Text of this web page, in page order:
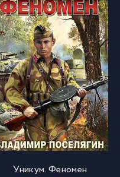
Уникум. Феномен